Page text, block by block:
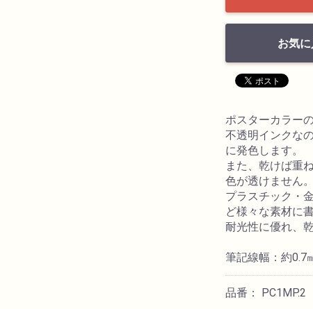
お気
ポスターカラー
不透明インクな
に発色します。
また、乾けば重
色が透けません。
プラスチック・
ど様々な素材に
耐光性に優れ、
筆記線幅：約0.7
品番： PC1MP.2